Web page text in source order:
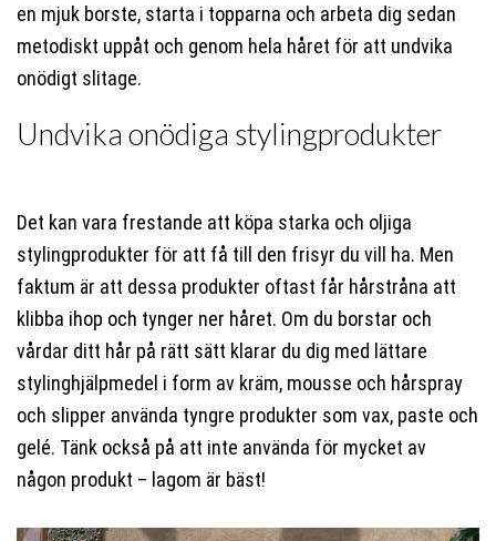
en mjuk borste, starta i topparna och arbeta dig sedan
metodiskt uppåt och genom hela håret för att undvika
onödigt slitage.
Undvika onödiga stylingprodukter
Det kan vara frestande att köpa starka och oljiga
stylingprodukter för att få till den frisyr du vill ha. Men
faktum är att dessa produkter oftast får hårstråna att
klibba ihop och tynger ner håret. Om du borstar och
vårdar ditt hår på rätt sätt klarar du dig med lättare
stylinghjälpmedel i form av kräm, mousse och hårspray
och slipper använda tyngre produkter som vax, paste och
gelé. Tänk också på att inte använda för mycket av
någon produkt – lagom är bäst!